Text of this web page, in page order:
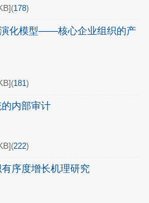
](178)
化模型——核心企业组织的产
](181)
内部审计
](222)
序度增长机理研究